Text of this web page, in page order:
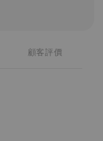
顧客評價